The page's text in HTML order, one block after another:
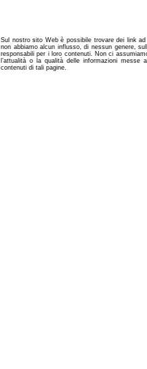
Sul nostro sito Web è possibile trovare dei link
non abbiamo alcun influsso, di nessun genere,
responsabili per i loro contenuti. Non ci
l’attualità o la qualità delle informazioni
contenuti di tali pagine.